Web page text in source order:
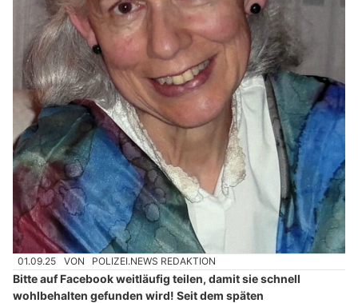
01.09.25 VON POLIZEI.NEWS REDAKTION
Bitte auf Facebook weitläufig teilen, damit sie schnell
wohlbehalten gefunden wird! Seit dem späten